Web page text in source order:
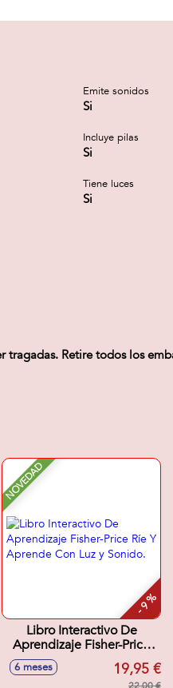
Emite sonidos
Si
Incluye pilas
Si
Tiene luces
Si
tragadas. Retire todos los
NOVEDAD
- 9 %
Libro Interactivo De
Aprendizaje Fisher-Price
Ríe Y Aprende Con Luz y
6 meses 19,95 €